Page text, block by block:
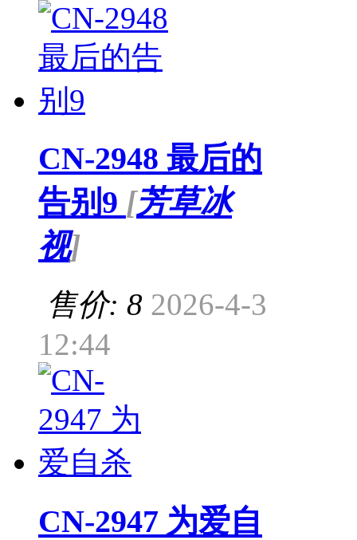
CN-2948 最后的
告别9 [芳草冰
视]
售价: 8 2026-4-3
12:44
CN-2947 为爱自